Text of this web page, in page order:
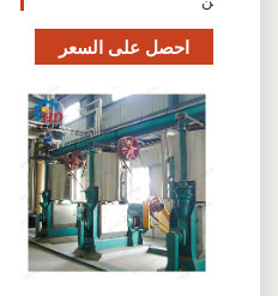
احصل على السعر